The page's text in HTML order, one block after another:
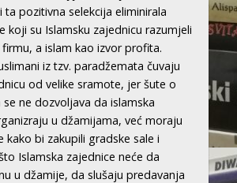
ta pozitivna selekcija eliminirala
koji su Islamsku zajednicu razumjeli
a islam kao izvor profita.
iz tzv. paradžemata čuvaju
od velike sramote, jer šute o
ne dozvoljava da islamska
u džamijama, već moraju
kako bi zakupili gradske sale i
Islamska zajednice neće da
u džamije, da slušaju predavanja